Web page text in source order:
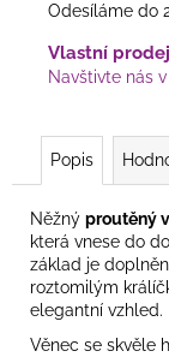
Odesíláme do
Vlastní
Navštivte nás
Popis
Něžný proutěný
která vnese do
základ je doplněn
roztomilým
elegantní vzhled.
Věnec se skvěle